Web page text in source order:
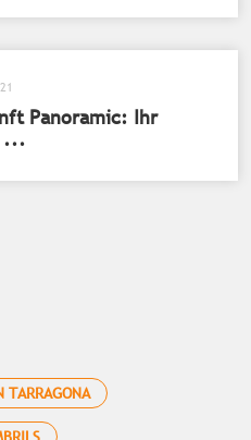
Panoramic: Ihr
...